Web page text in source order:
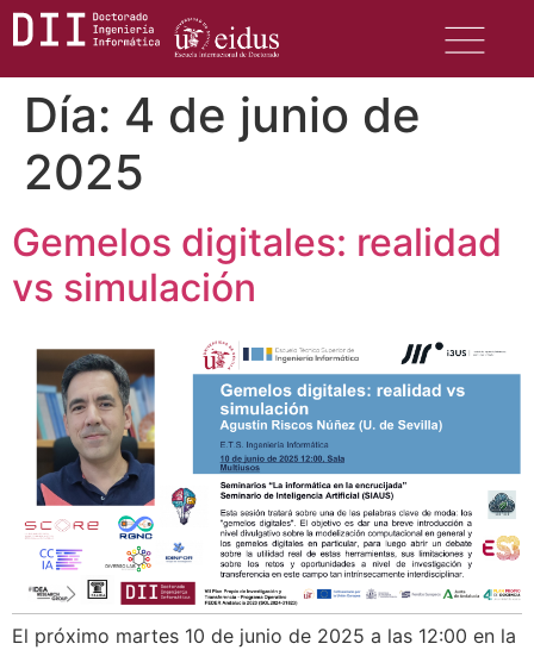
Día: 4 de junio de
2025
Gemelos digitales: realidad
vs simulación
El próximo martes 10 de junio de 2025 a las 12:00 en la